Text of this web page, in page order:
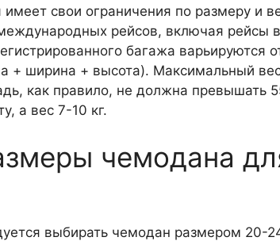
свои ограничения по размеру и
рейсов, включая рейсы в
багажа варьируются
+ ширина + высота). Максимальный
как правило, не должна превышать
а вес 7-10 кг.
чемодана
выбирать чемодан размером 20-